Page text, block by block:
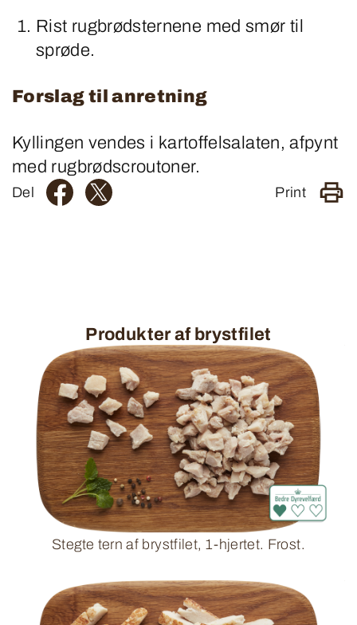
Rist rugbrødsternene med smør til
sprøde.
Forslag til anretning
Kyllingen vendes i kartoffelsalaten, afpynt
med rugbrødscroutoner.
Del Print
Produkter af brystfilet
Stegte tern af brystfilet, 1-hjertet. Frost.